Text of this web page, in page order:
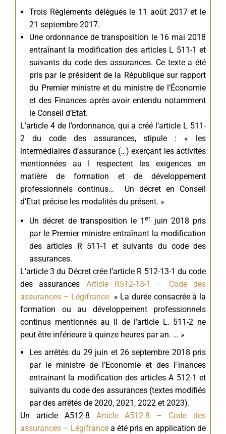
Trois Règlements délégués le 11 août 2017 et le
21 septembre 2017.
Une ordonnance de transposition le 16 mai 2018
entraînant la modification des articles L 511-1 et
suivants du code des assurances. Ce texte a été
pris par le président de la République sur rapport
du Premier ministre et du ministre de l’Économie
et des Finances après avoir entendu notamment
le Conseil d’Etat.
L’article 4 de l’ordonnance, qui a créé l’article L 511-
2 du code des assurances, stipule : « les
intermédiaires d’assurance (…) exerçant les activités
mentionnées au I respectent les exigences en
matière de formation et de développement
professionnels continus… Un décret en Conseil
d’Etat précise les modalités du présent. »
Un décret de transposition le 1er juin 2018 pris
par le Premier ministre entraînant la modification
des articles R 511-1 et suivants du code des
assurances.
L’article 3 du Décret crée l’article R 512-13-1 du code
des assurances Article R512-13-1 – Code des
assurances – Légifrance « La durée consacrée à la
formation ou au développement professionnels
continus mentionnés au II de l’article L. 511-2 ne
peut être inférieure à quinze heures par an. … »
Les arrêtés du 29 juin et 26 septembre 2018 pris
par le ministre de l’Economie et des Finances
entrainant la modification des articles A 512-1 et
suivants du code des assurances (textes modifiés
par des arrêtés de 2020, 2021, 2022 et 2023).
Un article A512-8 Article A512-8 – Code des
assurances – Légifrance a été pris en application de